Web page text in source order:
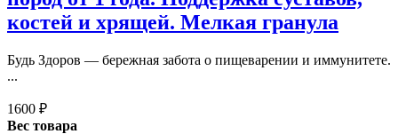
костей и хрящей. Мелкая гранула
Будь Здоров — бережная забота о пищеварении и иммунитете.
...
1600 ₽
Вес товара